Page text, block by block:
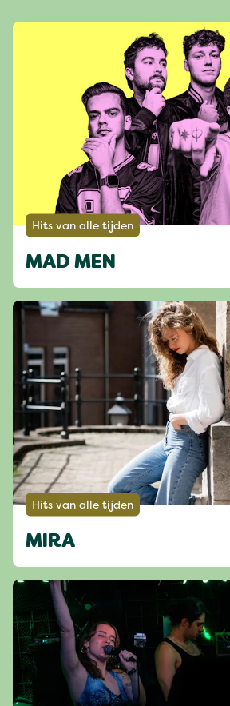
Hits van alle tijden
MAD MEN
Hits van alle tijden
MIRA